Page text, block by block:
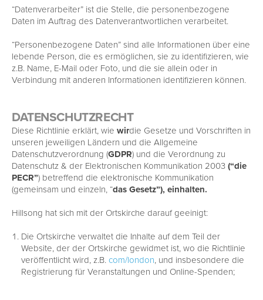
“Datenverarbeiter” ist die Stelle, die personenbezogene
Daten im Auftrag des Datenverantwortlichen verarbeitet.
“Personenbezogene Daten” sind alle Informationen über eine
lebende Person, die es ermöglichen, sie zu identifizieren, wie
z.B. Name, E-Mail oder Foto, und die sie allein oder in
Verbindung mit anderen Informationen identifizieren können.
DATENSCHUTZRECHT
Diese Richtlinie erklärt, wie wirdie Gesetze und Vorschriften in
unseren jeweiligen Ländern und die Allgemeine
Datenschutzverordnung (GDPR) und die Verordnung zu
Datenschutz & der Elektronischen Kommunikation 2003(“die
PECR”) betreffend die elektronische Kommunikation
(gemeinsam und einzeln, “das Gesetz”), einhalten.
Hillsong hat sich mit der Ortskirche darauf geeinigt:
Die Ortskirche verwaltet die Inhalte auf dem Teil der
Website, der der Ortskirche gewidmet ist, wo die Richtlinie
veröffentlicht wird, z.B.com/london, und insbesondere die
Registrierung für Veranstaltungen und Online-Spenden;